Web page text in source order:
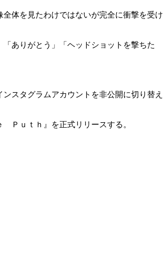
体を見たわけではないが完全に衝撃を受け
ありがとう」「ヘッドショットを撃ちた
スタグラムアカウントを非公開に切り替え
ｕｔｈ』を正式リリースする。